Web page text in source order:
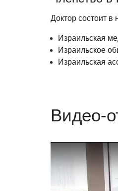
Доктор состоит в
Израильская
Израильское
Израильская
Видео-